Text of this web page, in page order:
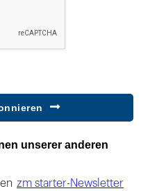
unserer anderen
zm starter-Newsletter